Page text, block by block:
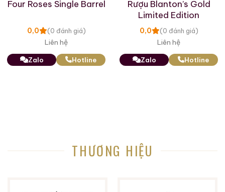
Giới Thiệu Một Số Mẫu Rượu Whisky
Four Roses Single Barrel
0,0 (0 đánh giá)
Liên hệ
Zalo Hotline
Rượu Blanton’s Gold
Limited Edition
0,0 (0 đánh giá)
Liên hệ
Zalo Hotline
THƯƠNG HIỆU